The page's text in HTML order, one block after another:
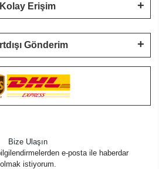
Kolay Erişim
Gönderim
Bize Ulaşın
e-posta ile haberdar
olmak istiyorum.